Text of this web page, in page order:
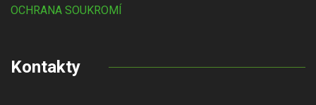
OCHRANA SOUKROMÍ
Kontakty